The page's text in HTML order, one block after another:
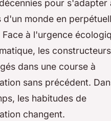
pour s'adapter
d'un monde en
à l'urgence
les
dans une course à
sans précédent.
les habitudes de
changent.